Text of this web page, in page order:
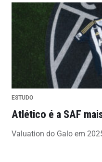
ESTUDO
Atlético é a SAF
Valuation do Galo em